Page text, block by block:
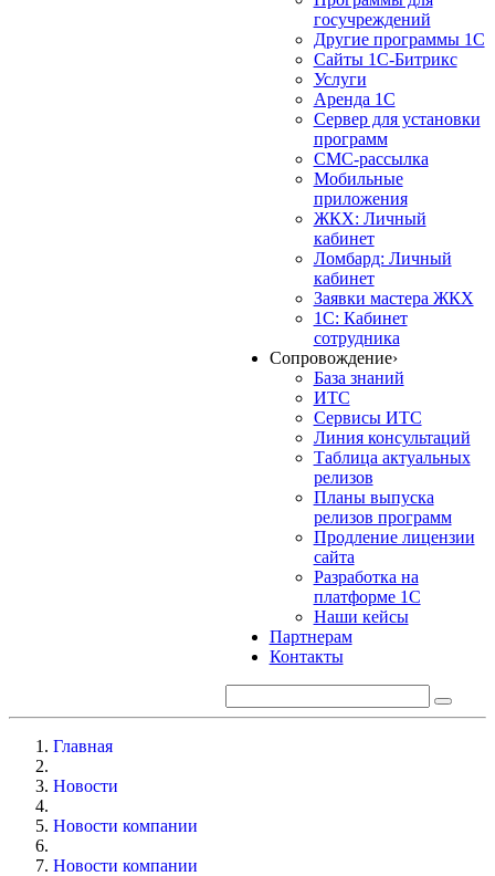
госучреждений
Другие программы 1С
Сайты 1С-Битрикс
Услуги
Аренда 1С
Сервер для установки
программ
СМС-рассылка
Мобильные
приложения
ЖКХ: Личный
кабинет
Ломбард: Личный
кабинет
Заявки мастера ЖКХ
1С: Кабинет
сотрудника
Сопровождение›
База знаний
ИТС
Сервисы ИТС
Линия консультаций
Таблица актуальных
релизов
Планы выпуска
релизов программ
Продление лицензии
сайта
Разработка на
платформе 1С
Наши кейсы
Партнерам
Контакты
Главная
Новости
Новости компании
Новости компании